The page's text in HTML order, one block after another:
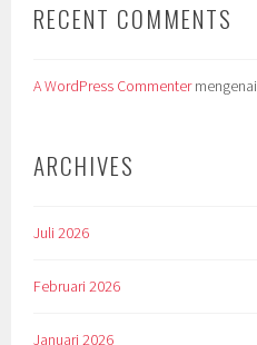
RECENT COMMENTS
A WordPress Commentermengenai
ARCHIVES
Juli 2026
Februari 2026
Januari 2026